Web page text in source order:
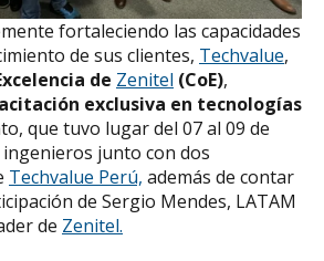
fortaleciendo las capacidades
de sus clientes, Techvalue,
de Zenitel (CoE),
exclusiva en tecnologías
que tuvo lugar del 07 al 09 de
junto con dos
Techvalue Perú, además de contar
de Sergio Mendes, LATAM
de Zenitel.